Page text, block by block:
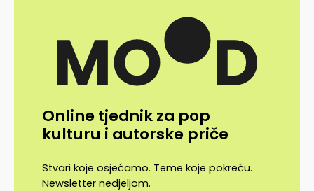
Online tjednik za pop
kulturu i autorske priče
Stvari koje osjećamo. Teme koje pokreću.
Newsletter nedjeljom.